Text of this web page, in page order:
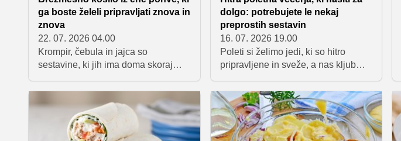
ga boste želeli pripravljati znova in
znova
22. 07. 2026 04.00
Krompir, čebula in jajca so
sestavine, ki jih ima doma skoraj
presenetljivo okusno, nasitno in
cenovno ugodno kosilo. Večina
priprave poteka v eni sami ponvi,
zato je recept odlična izbira za
dolgo: potrebujete le nekaj
preprostih sestavin
16. 07. 2026 19.00
Poleti si želimo jedi, ki so hitro
pripravljene in sveže, a nas kljub
piščancem, zelenjavo in jogurtovim
prelivom je odlična izbira za lahko
poletno večerjo, saj združuje
kakovostne beljakovine in ravno